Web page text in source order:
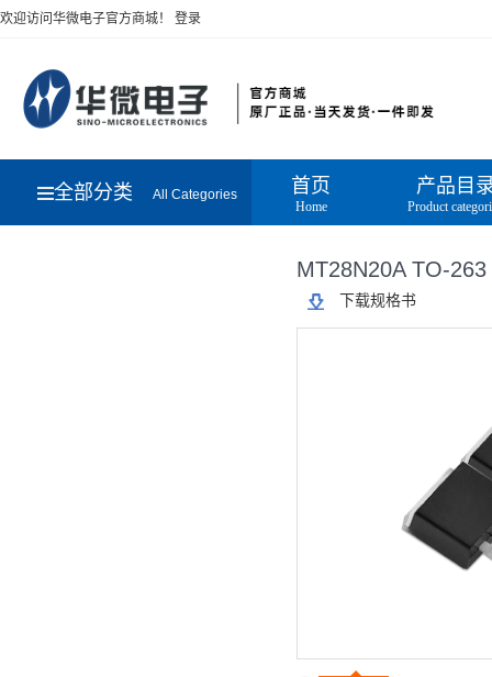
欢迎访问华微电子官方商城！ 登录
全部分类 All Categories 首页
Home
产品目
Product
MT28N20A TO-263
下载规格书